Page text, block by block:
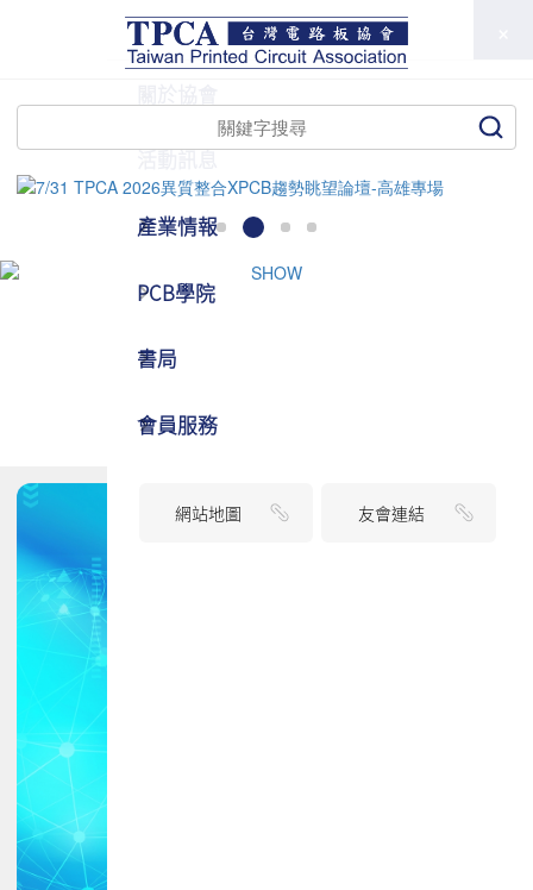
TPCA
活動訊息
產業情報
PCB學院
書局
會員服務
網站地圖 友會連結